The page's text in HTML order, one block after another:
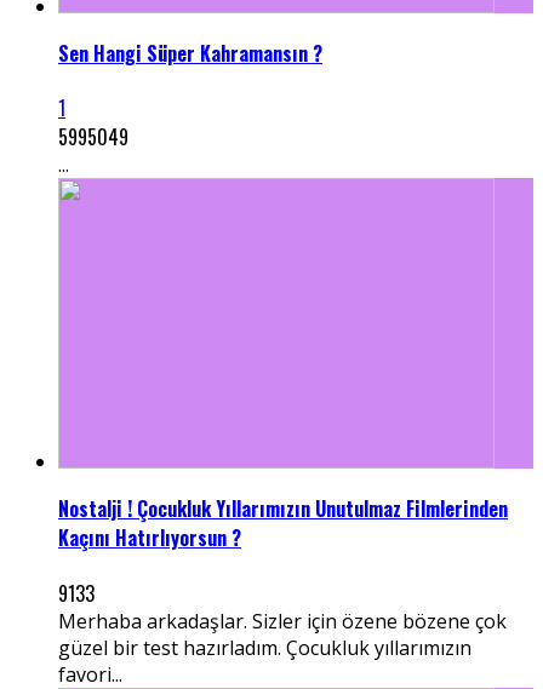
Sen Hangi Süper Kahramansın ?
1
5995049
...
Nostalji ! Çocukluk Yıllarımızın Unutulmaz Filmlerinden
Kaçını Hatırlıyorsun ?
9133
Merhaba arkadaşlar. Sizler için özene bözene çok
güzel bir test hazırladım. Çocukluk yıllarımızın
favori...